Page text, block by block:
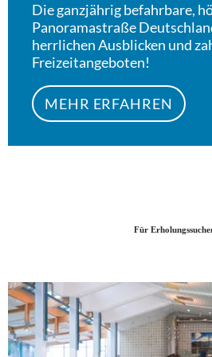
Die ganzjährig befahrbare,
Panoramastraße
herrlichen Ausblicken und
Freizeitangeboten!
MEHR ERFAHREN
Für